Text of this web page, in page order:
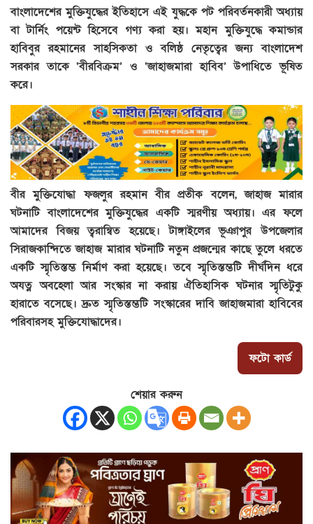
বাংলাদেশের মুক্তিযুদ্ধের ইতিহাসে এই যুদ্ধকে পট পরিবর্তনকারী অধ্যায়
বা টার্নিং পয়েন্ট হিসেবে গণ্য করা হয়। মহান মুক্তিযুদ্ধে কমান্ডার
হাবিবুর রহমানের সাহসিকতা ও বলিষ্ঠ নেতৃত্বের জন্য বাংলাদেশ
সরকার তাকে ‘বীরবিক্রম’ ও ‘জাহাজমারা হাবিব’ উপাধিতে ভূষিত
করে।
বীর মুক্তিযোদ্ধা ফজলুর রহমান বীর প্রতীক বলেন, জাহাজ মারার
ঘটনাটি বাংলাদেশের মুক্তিযুদ্ধের একটি স্মরণীয় অধ্যায়। এর ফলে
আমাদের বিজয় ত্বরান্বিত হয়েছে। টাঙ্গাইলের ভূঞাপুর উপজেলার
সিরাজকান্দিতে জাহাজ মারার ঘটনাটি নতুন প্রজন্মের কাছে তুলে ধরতে
একটি স্মৃতিস্তম্ভ নির্মাণ করা হয়েছে। তবে স্মৃতিস্তম্ভটি দীর্ঘদিন ধরে
অযত্ন অবহেলা আর সংস্কার না করায় ঐতিহাসিক ঘটনার স্মৃতিটুকু
হারাতে বসেছে। দ্রুত স্মৃতিস্তম্ভটি সংস্কারের দাবি জাহাজমারা হাবিবের
পরিবারসহ মুক্তিযোদ্ধাদের।
ফটো কার্ড
শেয়ার করুন